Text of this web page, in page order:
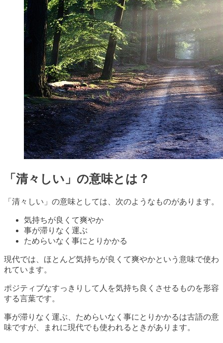
「清々しい」の意味とは？
「清々しい」の意味としては、次のようなものがあります。
気持ちが良くて爽やか
事が滞りなく運ぶ
ためらいなく事にとりかかる
現代では、ほとんど気持ちが良くて爽やかという意味で使わ
れています。
ポジティブなすっきりして人を気持ち良くさせるものを形容
する言葉です。
事が滞りなく運ぶ、ためらいなく事にとりかかるは古語の意
味ですが、まれに現代でも使われるときがあります。